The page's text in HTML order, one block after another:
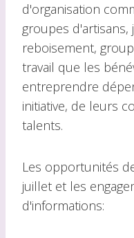
d'organisation
groupes d'artisans,
reboisement,
travail que les
entreprendre
initiative, de leurs
talents.
Les opportunités
juillet et les
d'informations: